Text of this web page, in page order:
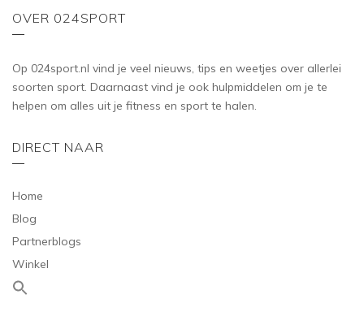
OVER 024SPORT
Op 024sport.nl vind je veel nieuws, tips en weetjes over allerlei
soorten sport. Daarnaast vind je ook hulpmiddelen om je te
helpen om alles uit je fitness en sport te halen.
DIRECT NAAR
Home
Blog
Partnerblogs
Winkel